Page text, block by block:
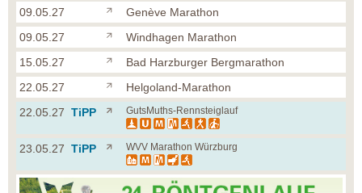
09.05.27
Genève Marathon
09.05.27
Windhagen Marathon
15.05.27
Bad Harzburger Bergmarathon
22.05.27
Helgoland-Marathon
22.05.27 TiPP GutsMuths-Rennsteiglauf
23.05.27 TiPP WVV Marathon Würzburg